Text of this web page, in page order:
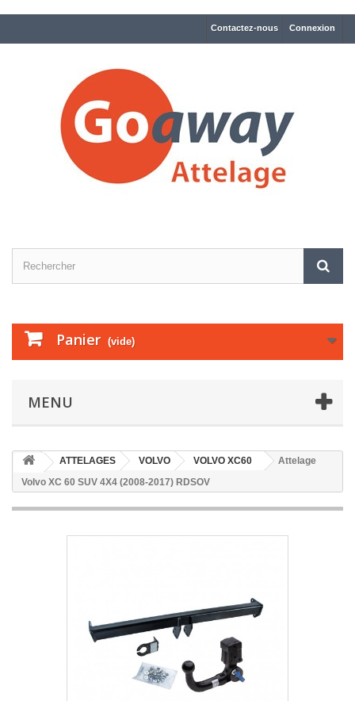
Connexion
Contactez-nous
Panier (vide)
MENU
ATTELAGES VOLVO VOLVO XC60
Attelage
Volvo XC 60 SUV 4X4 (2008-2017) RDSOV